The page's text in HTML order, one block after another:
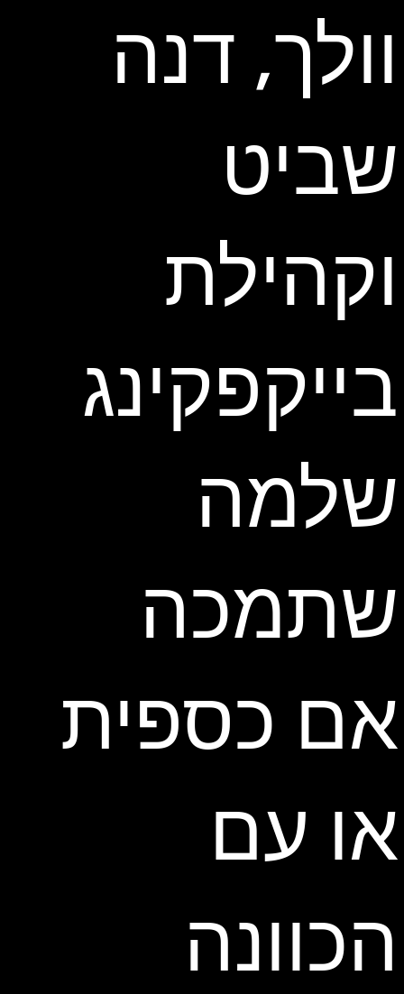
וולך, דנה
שביט
וקהילת
בייקפקינג
שלמה
שתמכה
אם כספית
או עם
הכוונה